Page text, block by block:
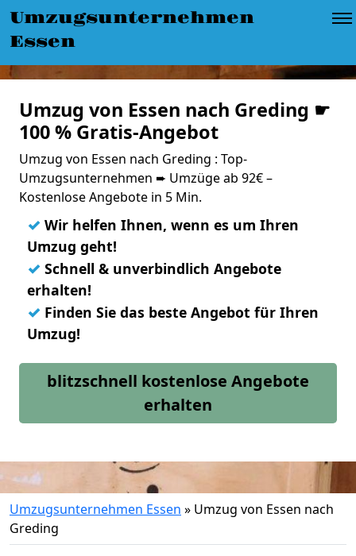
Umzugsunternehmen
Essen
Umzug von Essen nach Greding ☛
100 % Gratis-Angebot
Umzug von Essen nach Greding : Top-
Umzugsunternehmen ➨ Umzüge ab 92€ –
Kostenlose Angebote in 5 Min.
✓ Wir helfen Ihnen, wenn es um Ihren
Umzug geht!
✓ Schnell & unverbindlich Angebote
erhalten!
✓ Finden Sie das beste Angebot für Ihren
Umzug!
blitzschnell kostenlose Angebote
erhalten
Umzugsunternehmen Essen » Umzug von Essen nach
Greding